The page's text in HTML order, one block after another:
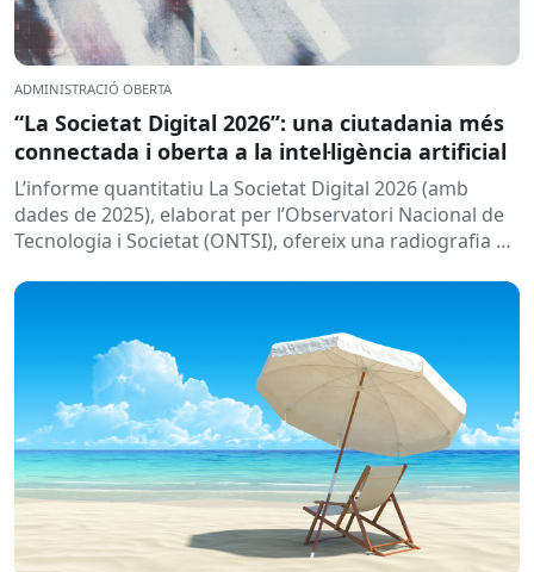
ADMINISTRACIÓ OBERTA
“La Societat Digital 2026”: una ciutadania més
connectada i oberta a la intel·ligència artificial
L’informe quantitatiu La Societat Digital 2026 (amb
dades de 2025), elaborat per l’Observatori Nacional de
Tecnologia i Societat (ONTSI), ofereix una radiografia de